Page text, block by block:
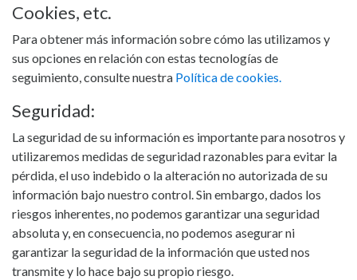
Cookies, etc.
Para obtener más información sobre cómo las utilizamos y
sus opciones en relación con estas tecnologías de
seguimiento, consulte nuestra Política de cookies.
Seguridad:
La seguridad de su información es importante para nosotros y
utilizaremos medidas de seguridad razonables para evitar la
pérdida, el uso indebido o la alteración no autorizada de su
información bajo nuestro control. Sin embargo, dados los
riesgos inherentes, no podemos garantizar una seguridad
absoluta y, en consecuencia, no podemos asegurar ni
garantizar la seguridad de la información que usted nos
transmite y lo hace bajo su propio riesgo.